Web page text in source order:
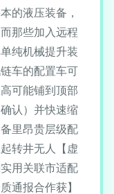
的液压装备，
那些加入远程
纯机械提升装
车的配置车可
可能铺到顶部
认）并快速缩
里昂贵层级配
转井无人【虚
用关联市适配
通报合作获】